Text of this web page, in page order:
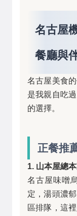
名古屋
餐廳與
名古屋美食
是我親自吃
的選擇。
正餐推
1. 山本屋總
名古屋味噌
定，湯頭濃
區排隊，這